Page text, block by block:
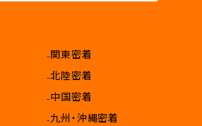
₋関東密着
₋北陸密着
₋中国密着
₋九州・沖縄密着